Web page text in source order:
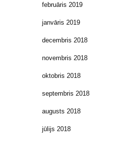
februāris 2019
janvāris 2019
decembris 2018
novembris 2018
oktobris 2018
septembris 2018
augusts 2018
jūlijs 2018